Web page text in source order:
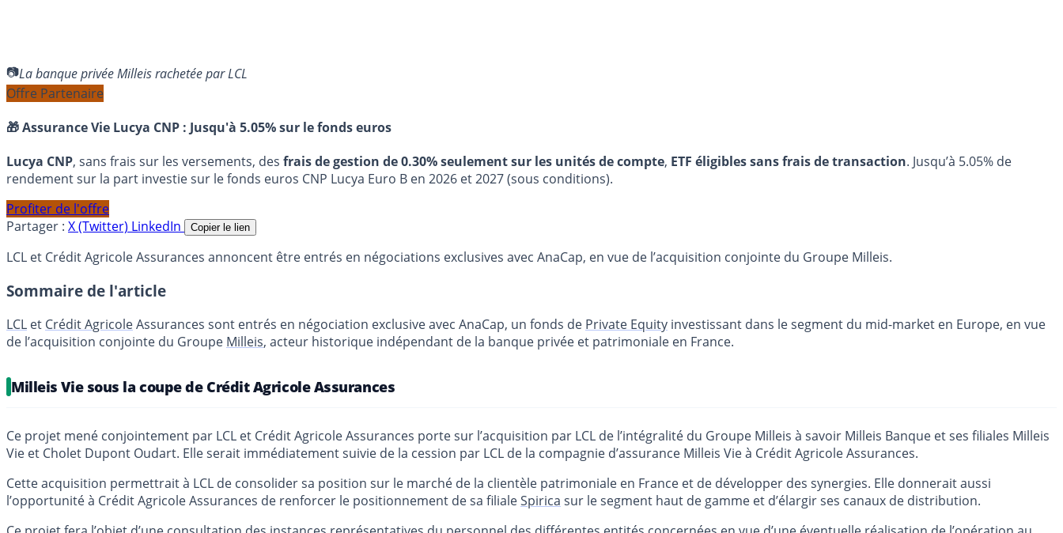
La banque privée Milleis rachetée par LCL
Offre Partenaire
🎁 Assurance Vie Lucya CNP : Jusqu'à 5.05% sur le fonds euros
Lucya CNP, sans frais sur les versements, des frais de gestion de 0.30% seulement sur les unités de compte, ETF éligibles sans frais de transaction. Jusqu’à 5.05% de
rendement sur la part investie sur le fonds euros CNP Lucya Euro B en 2026 et 2027 (sous conditions).
Profiter de l'offre
Partager : X (Twitter) LinkedIn Copier le lien
LCL et Crédit Agricole Assurances annoncent être entrés en négociations exclusives avec AnaCap, en vue de l’acquisition conjointe du Groupe Milleis.
Sommaire de l'article
LCL et Crédit AgricoleAssurances sont entrés en négociation exclusive avec AnaCap, un fonds de Private Equity investissant dans le segment du mid-market en Europe, en vue
de l’acquisition conjointe du Groupe Milleis, acteur historique indépendant de la banque privée et patrimoniale en France.
Milleis Vie sous la coupe de Crédit Agricole Assurances
Ce projet mené conjointement par LCL et Crédit Agricole Assurances porte sur l’acquisition par LCL de l’intégralité du Groupe Milleis à savoir Milleis Banque et ses filiales Milleis
Vie et Cholet Dupont Oudart. Elle serait immédiatement suivie de la cession par LCL de la compagnie d’assurance Milleis Vie à Crédit Agricole Assurances.
Cette acquisition permettrait à LCL de consolider sa position sur le marché de la clientèle patrimoniale en France et de développer des synergies. Elle donnerait aussi
l’opportunité à Crédit Agricole Assurances de renforcer le positionnement de sa filialeSpirica sur le segment haut de gamme et d’élargir ses canaux de distribution.